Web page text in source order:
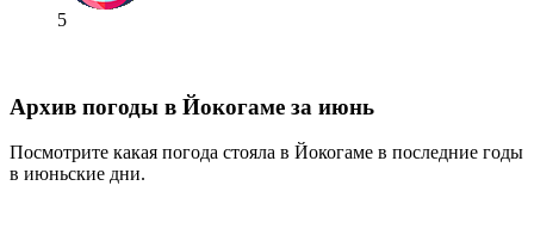
5
Архив погоды в Йокогаме за июнь
Посмотрите какая погода стояла в Йокогаме в последние годы
в июньские дни.